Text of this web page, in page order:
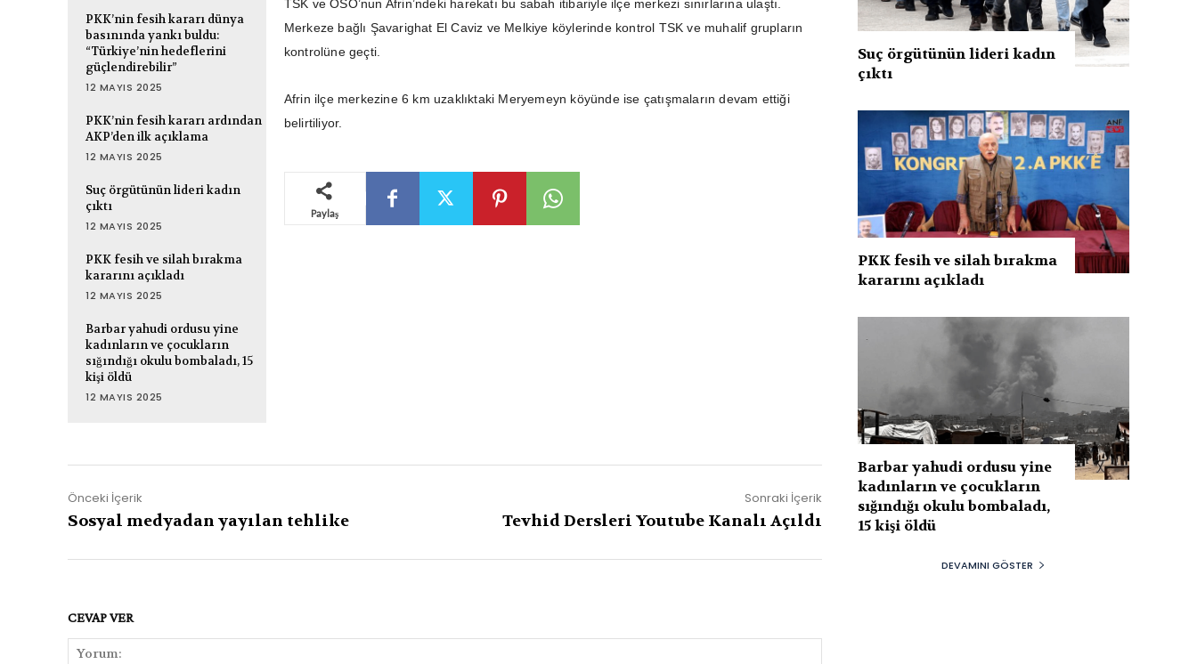
PKK’nin fesih kararı dünya
basınında yankı buldu:
“Türkiye’nin hedeflerini
güçlendirebilir”
12 MAYIS 2025
PKK’nin fesih kararı ardından
AKP’den ilk açıklama
12 MAYIS 2025
Suç örgütünün lideri kadın
çıktı
12 MAYIS 2025
PKK fesih ve silah bırakma
kararını açıkladı
12 MAYIS 2025
Barbar yahudi ordusu yine
kadınların ve çocukların
sığındığı okulu bombaladı, 15
kişi öldü
12 MAYIS 2025
TSK ve ÖSO’nun Afrin’ndeki harekatı bu sabah itibariyle ilçe merkezi sınırlarına ulaştı.
Merkeze bağlı Şavarighat El Caviz ve Melkiye köylerinde kontrol TSK ve muhalif grupların
kontrolüne geçti.
Afrin ilçe merkezine 6 km uzaklıktaki Meryemeyn köyünde ise çatışmaların devam ettiği
belirtiliyor.
Paylaş
Önceki İçerik
Sosyal medyadan yayılan tehlike
Sonraki İçerik
Tevhid Dersleri Youtube Kanalı Açıldı
CEVAP VER
Suç örgütünün lideri kadın
çıktı
PKK fesih ve silah bırakma
kararını açıkladı
Barbar yahudi ordusu yine
kadınların ve çocukların
sığındığı okulu bombaladı,
15 kişi öldü
DEVAMINI GÖSTER